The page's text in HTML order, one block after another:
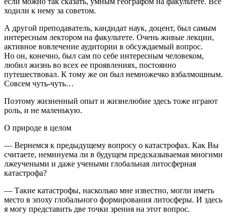
ходили к нему за советом.
А другой преподаватель, кандидат наук, доцент, был самым
интересным лектором на факультете. Очень живые лекции,
активное вовлечение аудитории в обсуждаемый вопрос.
Но он, конечно, был сам по себе интересным человеком,
любил жизнь во всех ее проявлениях, постоянно
путешествовал. К тому же он был немножечко взбалмошным.
Совсем чуть-чуть…
Поэтому жизненный опыт и жизнелюбие здесь тоже играют
роль, и не маленькую.
О природе в целом
— Вернемся к предыдущему вопросу о катастрофах. Как Вы
считаете, неминуема ли в будущем предсказываемая многими
лжеучеными и даже учеными глобальная литосферная
катастрофа?
— Такие катастрофы, насколько мне известно, могли иметь
место в эпоху глобального формирования литосферы. И здесь
я могу представить две точки зрения на этот вопрос.